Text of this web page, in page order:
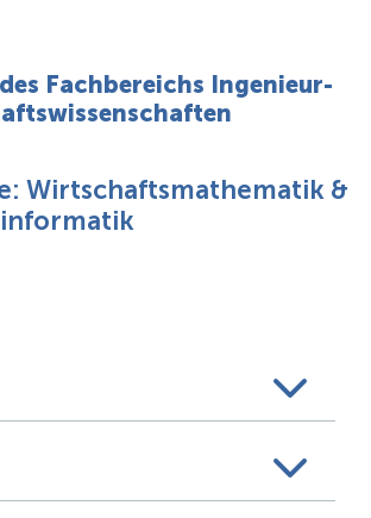
Fachbereichs Ingenieur-
Wirtschaftsmathematik &